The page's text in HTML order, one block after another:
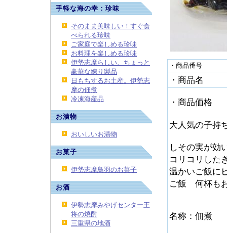
手軽な海の幸：珍味
そのまま美味しい！すぐ食
べられる珍味
ご家庭で楽しめる珍味
お料理を楽しめる珍味
伊勢志摩らしい、ちょっと
豪華な練り製品
日もちするお土産。伊勢志
摩の佃煮
冷凍海産品
お漬物
おいしいお漬物
お菓子
伊勢志摩鳥羽のお菓子
お酒
伊勢志摩みやげセンター王
将の焼酎
三重県の地酒
・商品番号
・商品名
・商品価格
大人気の子持
しその実が効
コリコリした
温かいご飯に
ご飯 何杯も
名称：佃煮